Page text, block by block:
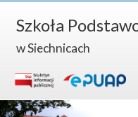
Szkoła
w Siechnicach